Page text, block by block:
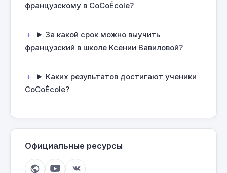
французскому в CoCoÉcole?
За какой срок можно выучить
французский в школе Ксении Вавиловой?
Каких результатов достигают ученики
CoCoÉcole?
Официальные ресурсы